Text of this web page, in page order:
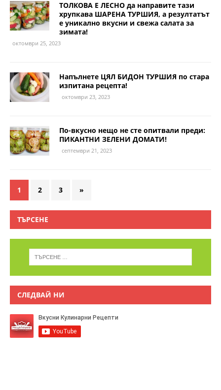
ТОЛКОВА Е ЛЕСНО да направите тази
хрупкава ШАРЕНА ТУРШИЯ, а резултатът
е уникално вкусни и свежа салата за
зимата!
октомври 25, 2023
Напълнете ЦЯЛ БИДОН ТУРШИЯ по стара
изпитана рецепта!
октомври 23, 2023
По-вкусно нещо не сте опитвали преди:
ПИКАНТНИ ЗЕЛЕНИ ДОМАТИ!
септември 21, 2023
1 2 3 »
ТЪРСЕНЕ
СЛЕДВАЙ НИ